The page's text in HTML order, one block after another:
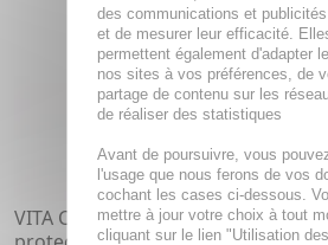
VITA CITRAL Baume
VITA
des communications et
et de mesurer leur efficacité.
permettent également d'adapter
nos sites à vos préférences, de
partage de contenu sur les
de réaliser des statistiques
Avant de poursuivre, vous
l'usage que nous ferons de vos
cochant les cases ci-dessous.
mettre à jour votre choix à tout
cliquant sur le lien "Utilisation